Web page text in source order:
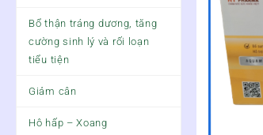
Bổ thận tráng dương, tăng
cường sinh lý và rối loạn
tiểu tiện
Giảm cân
Hô hấp – Xoang